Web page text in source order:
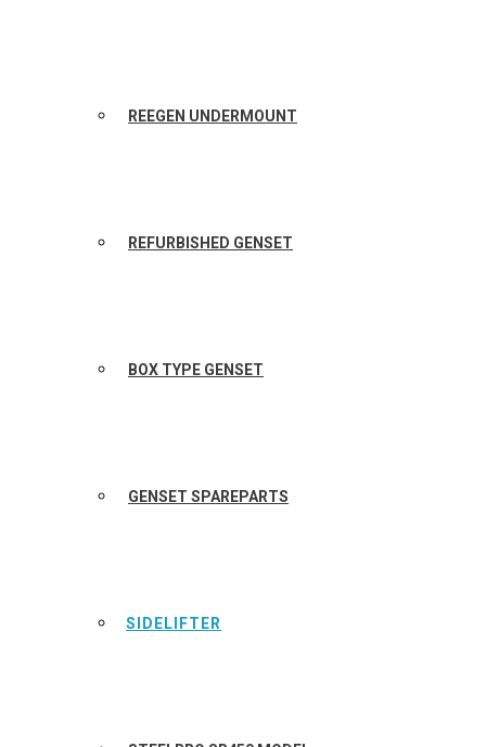
REEGEN UNDERMOUNT
REFURBISHED GENSET
BOX TYPE GENSET
GENSET SPAREPARTS
SIDELIFTER